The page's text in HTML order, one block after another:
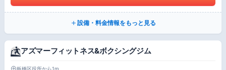
設備・料金情報をもっと見る
アズマーフィットネス&ボクシングジム
板橋区役所から1m